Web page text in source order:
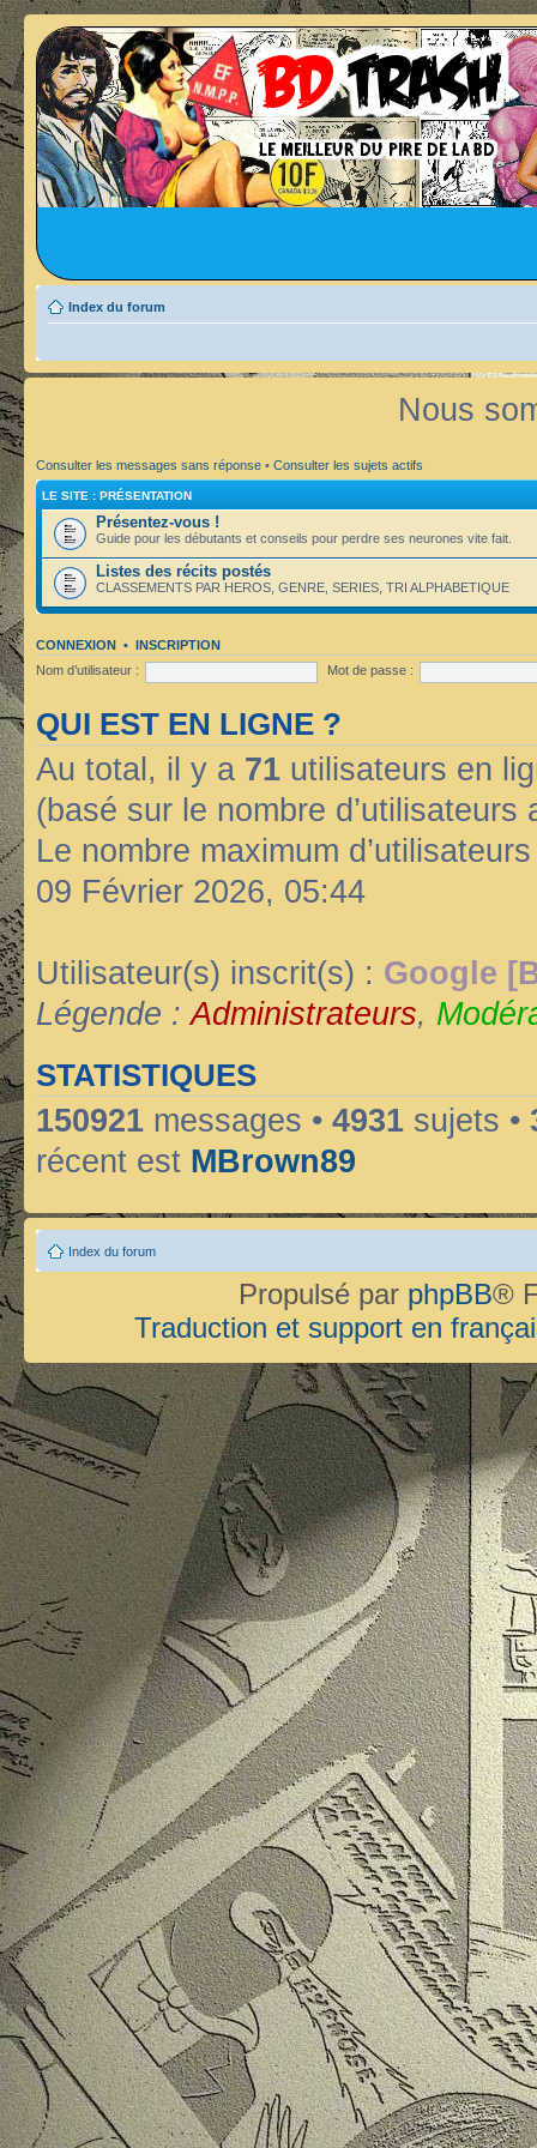
Index du forum
Nous
Consulter les messages sans réponse • Consulter les sujets actifs
LE SITE : PRÉSENTATION
Présentez-vous !
Guide pour les débutants et conseils pour perdre ses neurones vite fait.
Listes des récits postés
CLASSEMENTS PAR HEROS, GENRE, SERIES, TRI ALPHABETIQUE
CONNEXION • INSCRIPTION
Nom d’utilisateur :
Mot de passe :
QUI EST EN LIGNE ?
Au total, il y a 71 utilisateurs en
(basé sur le nombre
Le nombre maximum
09 Février 2026, 05:44
Utilisateur(s) inscrit(s) : Google
Légende :Administrateurs,
STATISTIQUES
150921 messages • 4931 sujets •
récent est MBrown89
Index du forum
Propulsé par phpBB®
Traduction et support en